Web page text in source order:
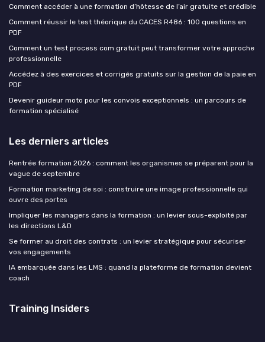
Comment accéder à une formation d’hôtesse de l’air gratuite et crédible
Comment réussir le test théorique du CACES R486 : 100 questions en
PDF
Comment un test process com gratuit peut transformer votre approche
professionnelle
Accédez à des exercices et corrigés gratuits sur la gestion de la paie en
PDF
Devenir guideur moto pour les convois exceptionnels : un parcours de
formation spécialisé
Les derniers articles
Rentrée formation 2026 : comment les organismes se préparent pour la
vague de septembre
Formation marketing de soi : construire une image professionnelle qui
ouvre des portes
Impliquer les managers dans la formation : un levier sous-exploité par
les directions L&D
Se former au droit des contrats : un levier stratégique pour sécuriser
vos engagements
IA embarquée dans les LMS : quand la plateforme de formation devient
coach
Training Insiders